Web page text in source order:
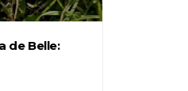
de Belle: